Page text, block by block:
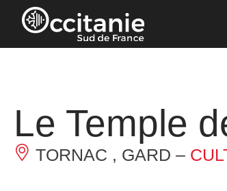
Cookies management panel
Le Temple
TORNAC , GARD –